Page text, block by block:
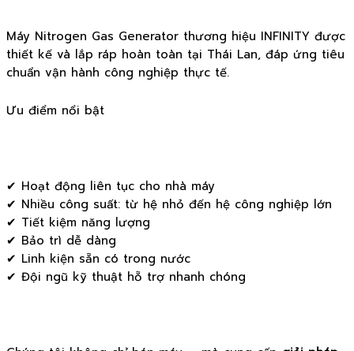
Máy Nitrogen Gas Generator thương hiệu INFINITY được
thiết kế và lắp ráp hoàn toàn tại Thái Lan, đáp ứng tiêu
chuẩn vận hành công nghiệp thực tế.
Ưu điểm nổi bật
✔ Hoạt động liên tục cho nhà máy
✔ Nhiều công suất: từ hệ nhỏ đến hệ công nghiệp lớn
✔ Tiết kiệm năng lượng
✔ Bảo trì dễ dàng
✔ Linh kiện sẵn có trong nước
✔ Đội ngũ kỹ thuật hỗ trợ nhanh chóng